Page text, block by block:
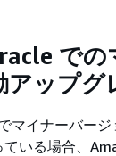
での
アップグ
マイナーバー
いる場合、